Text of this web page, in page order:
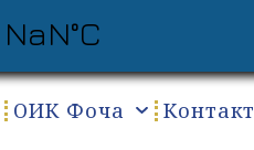
ОИК Фоча
Контакт